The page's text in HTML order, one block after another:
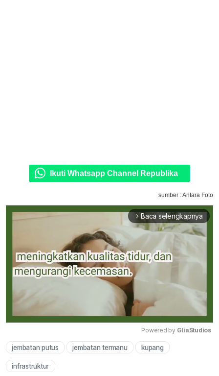
Ikuti Whatsapp Channel Republika
sumber : Antara Foto
arrow_forward_ios Baca selengkapnya
Powered by GliaStudios
jembatan putus jembatan termanu kupang
infrastruktur